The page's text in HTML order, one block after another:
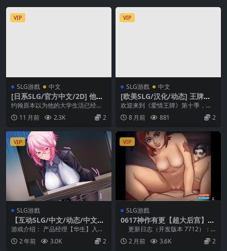
VIP
SLG游戲 中文
[日系SLG/官方中文/2D] 他让
她堕落 He Maid Her Fall [v
约翰原本以为他的大学生活已经糟
糕透顶了，为了弥补他所遭受的痛
苦，他的母亲——凯特...
11 月前 2.3K 2
VIP
SLG游戲 中文
[欧美SLG/汉化/动态] 王牌特
工 Ace of Affection [v0.3]
欢迎来到《爱情王牌》第十季，这
是一段扣人心弦的旅程，带您探索
反乌托邦式的美国，感...
8 月前 881 2
VIP
SLG游戲
【互动SLG/中文/动态/中文C
V】SuccuBoss 我的上司是魅
魔 官方中文版【新作/1.1G】
游戏介绍： 产品经理【华生】入职
了新公司。 上班第一天，心情不错
的他在地铁上好心...
2 年前 3.0K 2
VIP
SLG游戲
0617神作有更【超大后宫】夏
日传奇 Summertime Saga v
21.0.0 wip.7722【中文无
码】
更新日志（开发版本 7712）：
・主线剧情流程恢复更新，重做 2
个...2 月前 3.6K 2